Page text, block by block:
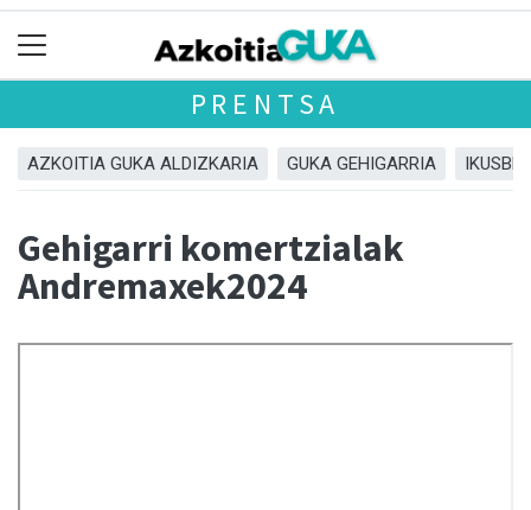
PRENTSA
AZKOITIA GUKA ALDIZKARIA GUKA GEHIGARRIA
Gehigarri komertzialak
Andremaxek2024